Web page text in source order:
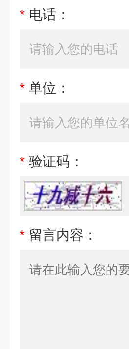
* 电话：
* 单位：
* 验证码：
* 留言内容：